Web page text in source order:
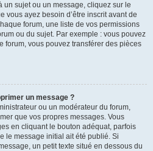
sujet ou un message, cliquez sur le
vous ayez besoin d’être inscrit avant de
forum, une liste de vos permissions
ou du sujet. Par exemple : vous pouvez
forum, vous pouvez transférer des pièces
un message ?
ou un modérateur du forum,
que vos propres messages. Vous
en cliquant le bouton adéquat, parfois
le message initial ait été publié. Si
un petit texte situé en dessous du